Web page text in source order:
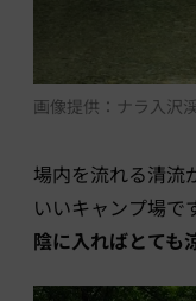
画像提供：ナラ入沢
場内を流れる清流
いいキャンプ場で
陰に入ればとても